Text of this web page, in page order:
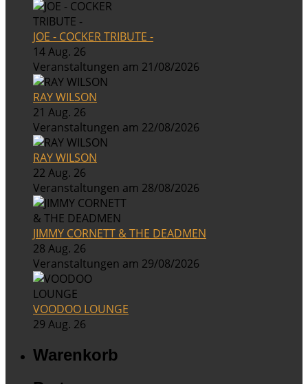
JOE - COCKER TRIBUTE -
14 Aug. 26
Veranstaltungen am 21/08/2026
RAY WILSON
21 Aug. 26
Veranstaltungen am 22/08/2026
RAY WILSON
22 Aug. 26
Veranstaltungen am 28/08/2026
JIMMY CORNETT & THE DEADMEN
28 Aug. 26
Veranstaltungen am 29/08/2026
VOODOO LOUNGE
29 Aug. 26
Warenkorb